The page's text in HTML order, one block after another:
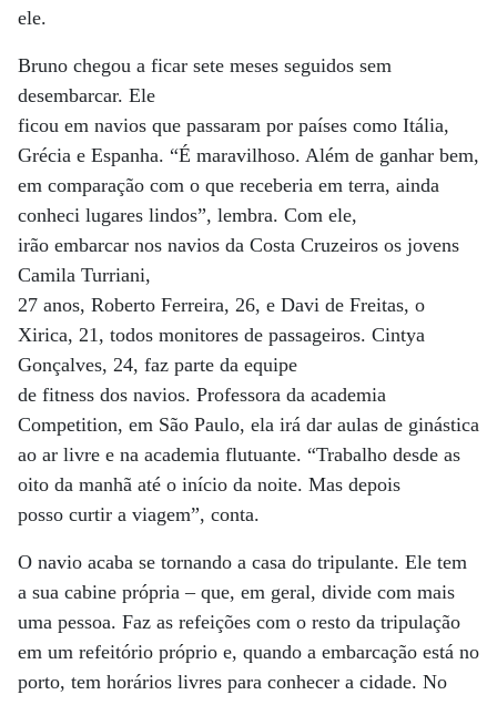
ele.
Bruno chegou a ficar sete meses seguidos sem
desembarcar. Ele
ficou em navios que passaram por países como Itália,
Grécia e Espanha. “É maravilhoso. Além de ganhar bem,
em comparação com o que receberia em terra, ainda
conheci lugares lindos”, lembra. Com ele,
irão embarcar nos navios da Costa Cruzeiros os jovens
Camila Turriani,
27 anos, Roberto Ferreira, 26, e Davi de Freitas, o
Xirica, 21, todos monitores de passageiros. Cintya
Gonçalves, 24, faz parte da equipe
de fitness dos navios. Professora da academia
Competition, em São Paulo, ela irá dar aulas de ginástica
ao ar livre e na academia flutuante. “Trabalho desde as
oito da manhã até o início da noite. Mas depois
posso curtir a viagem”, conta.
O navio acaba se tornando a casa do tripulante. Ele tem
a sua cabine própria – que, em geral, divide com mais
uma pessoa. Faz as refeições com o resto da tripulação
em um refeitório próprio e, quando a embarcação está no
porto, tem horários livres para conhecer a cidade. No